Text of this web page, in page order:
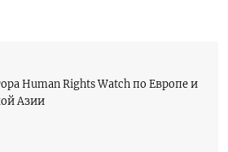
Human Rights Watch по Европе и
Азии